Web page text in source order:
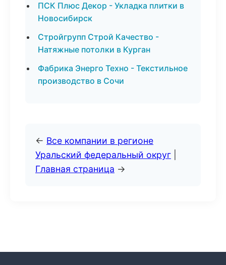
ПСК Плюс Декор - Укладка плитки в
Новосибирск
Стройгрупп Строй Качество -
Натяжные потолки в Курган
Фабрика Энерго Техно - Текстильное
производство в Сочи
← Все компании в регионе
Уральский федеральный округ
Главная страница →